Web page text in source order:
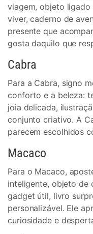
viagem, objeto
viver, caderno de
presente que
gosta daquilo que
Cabra
Para a Cabra, signo
conforto e a beleza:
joia delicada,
conjunto criativo. A
parecem escolhidos
Macaco
Para o Macaco,
inteligente, objeto de
gadget útil, livro
personalizável. Ele
curiosidade e